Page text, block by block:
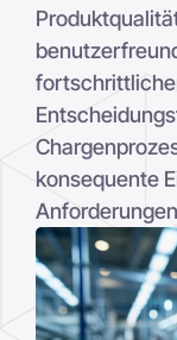
konsequente